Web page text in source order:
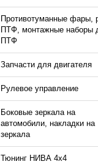
Противотуманные фары,
ПТФ, монтажные наборы
ПТФ
Запчасти для двигателя
Рулевое управление
Боковые зеркала на
автомобили, накладки на
зеркала
Тюнинг НИВА 4х4